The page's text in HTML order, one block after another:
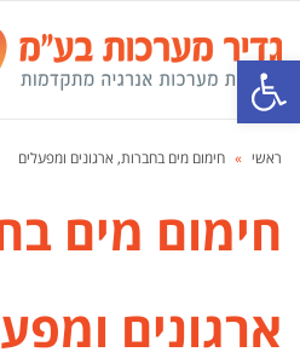
פתח סרגל נגישות
ראשי » חימום מים בחברות, ארגונים ומפעלים
חימום מים
ארגונים